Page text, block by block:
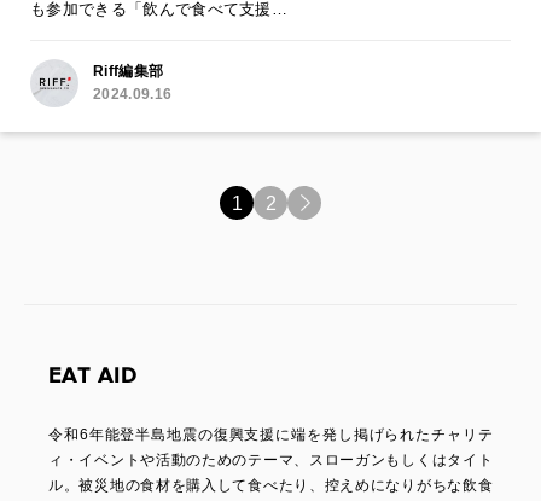
も参加できる「飲んで食べて支援…
Riff編集部
2024.09.16
1 2 >
EAT AID
令和6年能登半島地震の復興支援に端を発し掲げられたチャリテ
ィ・イベントや活動のためのテーマ、スローガンもしくはタイト
ル。被災地の食材を購入して食べたり、控えめになりがちな飲食